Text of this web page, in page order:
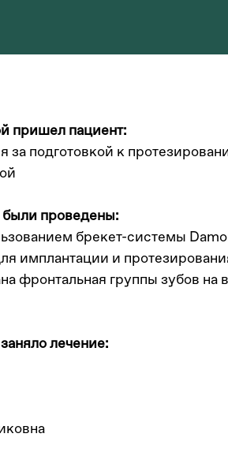
пришел пациент:
за подготовкой к
проведены:
брекет-системы
имплантации и
фронтальная группы зубов на
лечение: